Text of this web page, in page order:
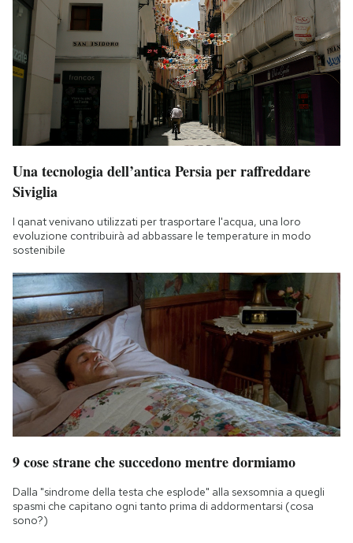
Una tecnologia dell’antica Persia per raffreddare
Siviglia
I qanat venivano utilizzati per trasportare l'acqua, una loro
evoluzione contribuirà ad abbassare le temperature in modo
sostenibile
9 cose strane che succedono mentre dormiamo
Dalla "sindrome della testa che esplode" alla sexsomnia a quegli
spasmi che capitano ogni tanto prima di addormentarsi (cosa
sono?)